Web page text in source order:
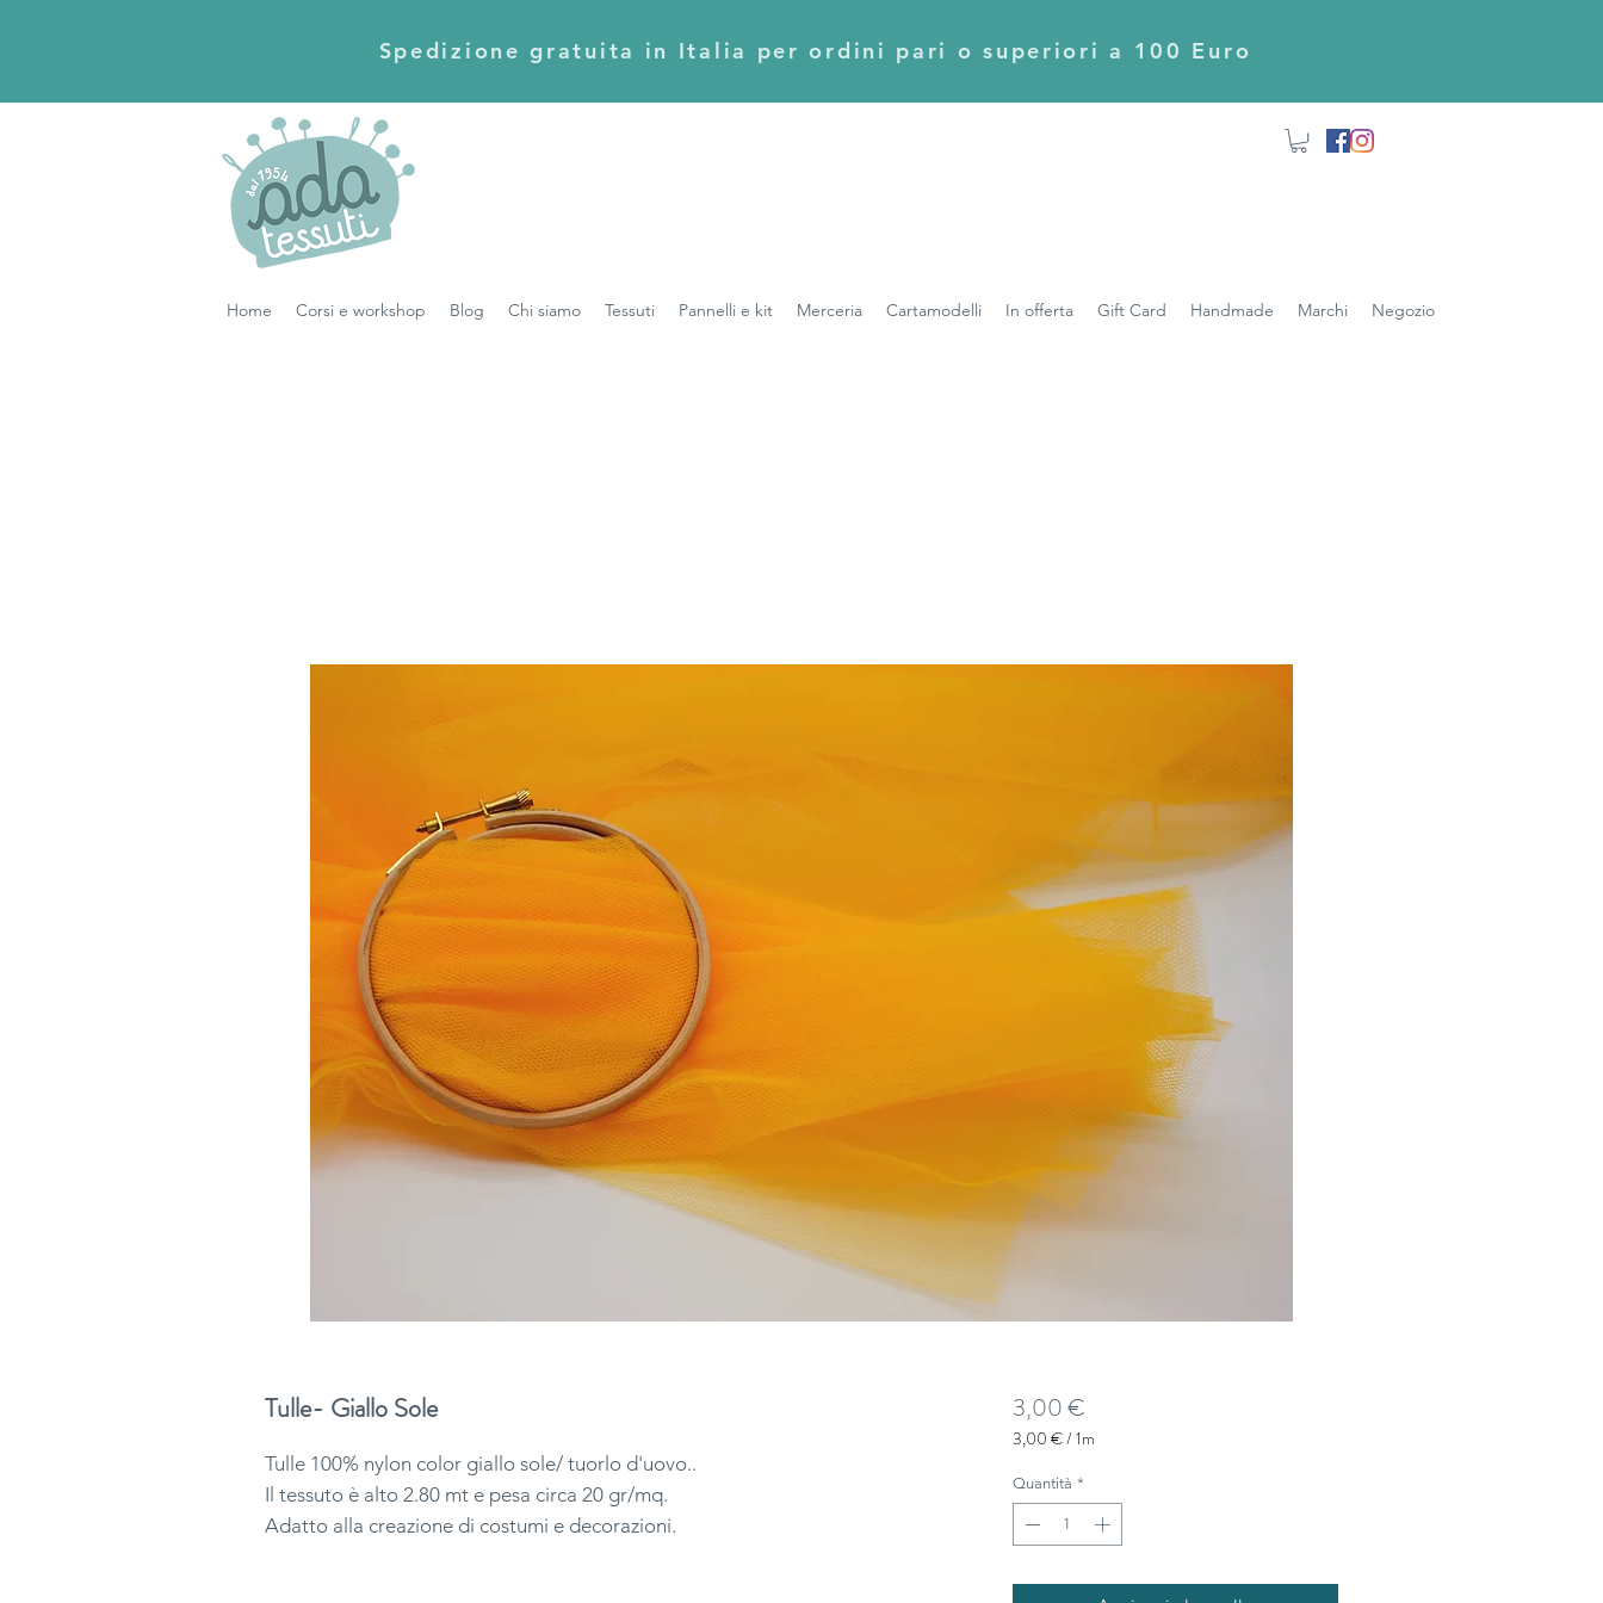
Spedizione gratuita in Italia per ordini pari o superiori a 100 Euro
Home Corsi e workshop Blog Chi siamo Tessuti Pannelli e kit Merceria Cartamodelli In offerta Gift Card Handmade Marchi Negozio
Tulle- Giallo Sole
Tulle 100% nylon color giallo sole/ tuorlo d'uovo..
Il tessuto è alto 2.80 mt e pesa circa 20 gr/mq.
Adatto alla creazione di costumi e decorazioni.
3,00 €Prezzo
3,00 €/1m
ogni
1
Metro
Quantità *